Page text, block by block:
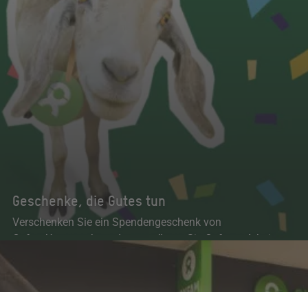
Geschenke, die Gutes tun
Verschenken Sie ein Spendengeschenk von
OxfamUnverpackt und unterstützen Sie Oxfams Arbeit.